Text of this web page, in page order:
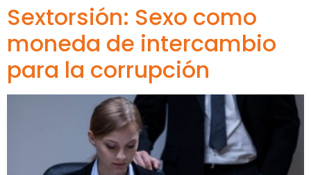
Sextorsión: Sexo como
moneda de intercambio
para la corrupción